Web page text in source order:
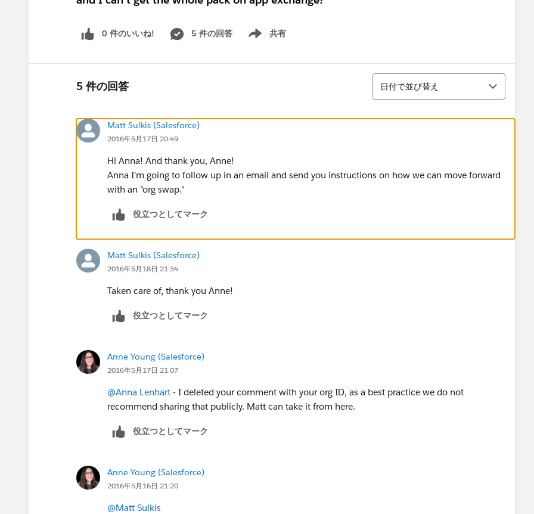
0 件のいいね! 5 件の回答 共有
Show menu
5 件の回答
並び替え
日付で並び替え
Matt Sulkis (Salesforce)
2016年5月17日 20:49
Hi Anna! And thank you, Anne!
Anna I'm going to follow up in an email and send you instructions on how we can move forward
with an "org swap."
役立つとしてマーク
Matt Sulkis (Salesforce)
2016年5月18日 21:34
Taken care of, thank you Anne!
役立つとしてマーク
Anne Young (Salesforce)
2016年5月17日 21:07
@Anna Lenhart - I deleted your comment with your org ID, as a best practice we do not
recommend sharing that publicly. Matt can take it from here.
役立つとしてマーク
Anne Young (Salesforce)
2016年5月16日 21:20
@Matt Sulkis